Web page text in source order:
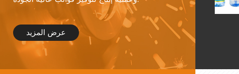
عرض المزيد